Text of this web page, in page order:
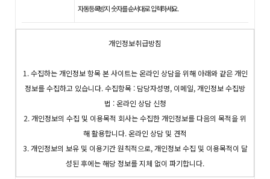
자동등록방지 숫자를 순서대로 입력하세요.
개인정보취급방침
1. 수집하는 개인정보 항목 본 사이트는 온라인 상담을 위해 아래와 같은 개인
정보를 수집하고 있습니다. 수집항목 : 담당자성명, 이메일, 개인정보 수집방
법 : 온라인 상담 신청
2. 개인정보의 수집 및 이용목적 회사는 수집한 개인정보를 다음의 목적을 위
해 활용합니다. 온라인 상담 및 견적
3. 개인정보의 보유 및 이용기간 원칙적으로, 개인정보 수집 및 이용목적이 달
성된 후에는 해당 정보를 지체 없이 파기합니다.